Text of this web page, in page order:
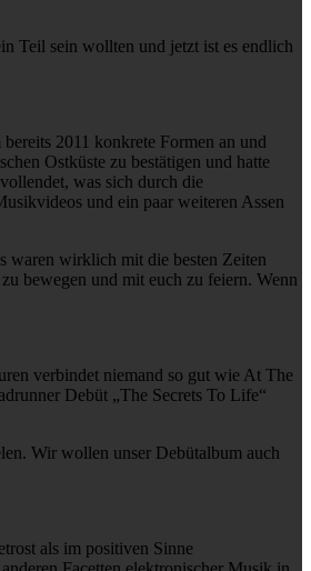
Teil sein wollten und jetzt ist es endlich
2011 konkrete Formen an und
Ostküste zu bestätigen und hatte
was sich durch die
und ein paar weiteren Assen
waren wirklich mit die besten Zeiten
bewegen und mit euch zu feiern. Wenn
verbindet niemand so gut wie At The
Debüt „The Secrets To Life“
Wir wollen unser Debütalbum auch
als im positiven Sinne